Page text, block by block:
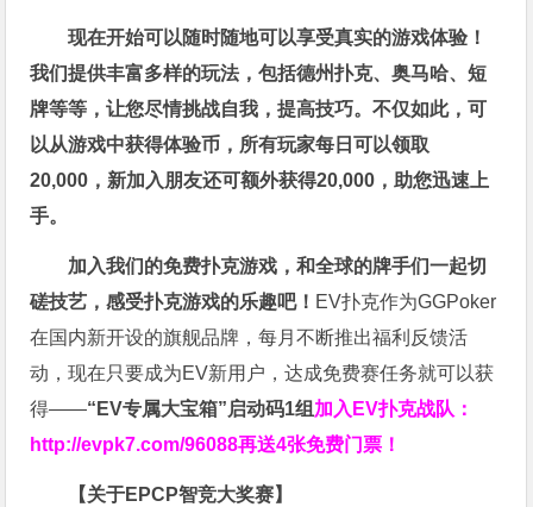
现在开始可以随时随地可以享受真实的游戏体验！
我们提供丰富多样的玩法，包括德州扑克、奥马哈、短
牌等等，让您尽情挑战自我，提高技巧。不仅如此，可
以从游戏中获得体验币，所有玩家每日可以领取
20,000，新加入朋友还可额外获得20,000，助您迅速上
手。
加入我们的免费扑克游戏，和全球的牌手们一起切
磋技艺，感受扑克游戏的乐趣吧！ EV扑克作为GGPoker
在国内新开设的旗舰品牌，每月不断推出福利反馈活
动，现在只要成为EV新用户，达成免费赛任务就可以获
得——“EV专属大宝箱”启动码1组 加入EV扑克战队：
http://evpk7.com/96088再送4张免费门票！
【关于EPCP智竞大奖赛】